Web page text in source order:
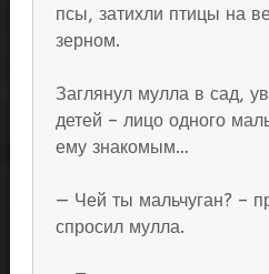
псы, затихли птицы на
зерном.
Заглянул мулла в сад,
детей – лицо одного
ему знакомым…
— Чей ты мальчуган? –
спросил мулла.